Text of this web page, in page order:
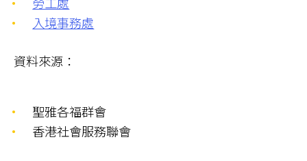
勞工處
入境事務處
資料來源：
聖雅各福群會
香港社會服務聯會